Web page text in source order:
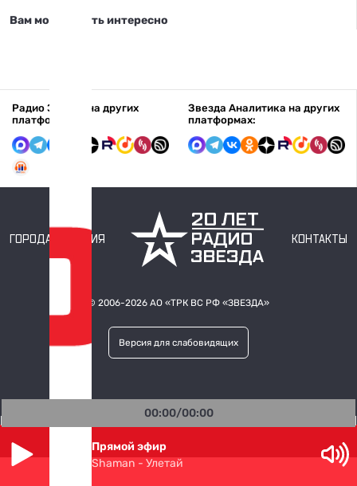
Вам может быть интересно
Радио Звезда на других
платформах:
Звезда Аналитика на других
платформах:
ГОРОДА ВЕЩАНИЯ КОНТАКТЫ
© 2006-2026 АО «ТРК ВС РФ «ЗВЕЗДА»
Версия для слабовидящих
00:00/00:00
Прямой эфир
Shaman - Улетай